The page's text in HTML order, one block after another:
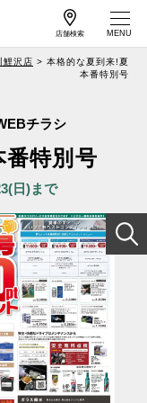
店舗検索
車検予約
ガジンの
ーン
鯉沢店
本格的な夏到来!夏
本番特別号
チラシ
特別号
日)まで